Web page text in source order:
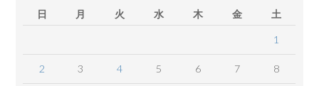
日
月 火 水 木 金 土
1
2 3 4 5 6 7 8